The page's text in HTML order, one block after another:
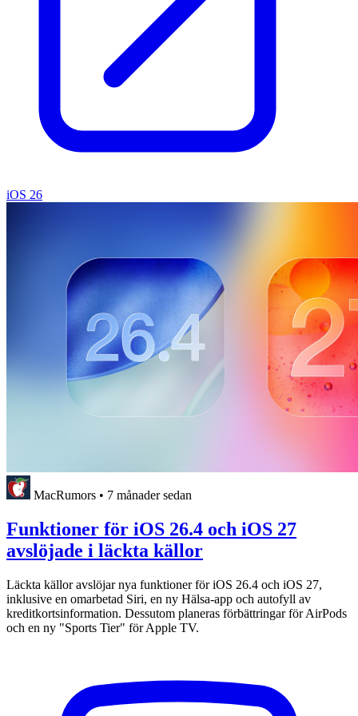
iOS 26
MacRumors • 7 månader sedan
Funktioner för iOS 26.4 och iOS 27
avslöjade i läckta källor
Läckta källor avslöjar nya funktioner för iOS 26.4 och iOS 27,
inklusive en omarbetad Siri, en ny Hälsa-app och autofyll av
kreditkortsinformation. Dessutom planeras förbättringar för AirPods
och en ny "Sports Tier" för Apple TV.